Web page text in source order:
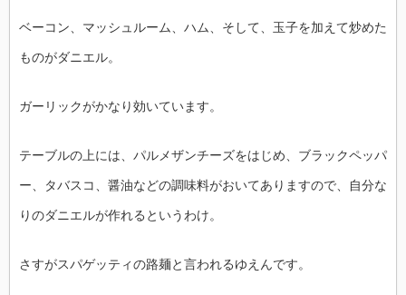
ベーコン、マッシュルーム、ハム、そして、玉子を加えて炒めた
ものがダニエル。
ガーリックがかなり効いています。
テーブルの上には、パルメザンチーズをはじめ、ブラックペッパ
ー、タバスコ、醤油などの調味料がおいてありますので、自分な
りのダニエルが作れるというわけ。
さすがスパゲッティの路麺と言われるゆえんです。